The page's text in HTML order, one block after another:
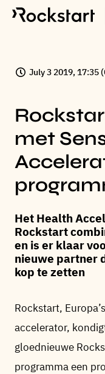
July 3 2019, 17:35
met
Het Health
Rockstart
en is er klaar
nieuwe partner
kop te zetten
Rockstart,
accelerator,
gloednieuwe
programma een